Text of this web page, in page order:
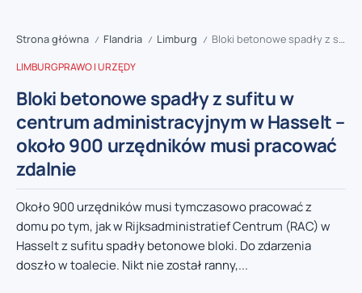
Strona główna / Flandria / Limburg / Bloki betonowe spadły z sufitu w centrum administracyjnym w Hasselt – około 900 urzędników musi pracować zdalnie
LIMBURGPRAWO I URZĘDY
Bloki betonowe spadły z sufitu w
centrum administracyjnym w Hasselt –
około 900 urzędników musi pracować
zdalnie
Około 900 urzędników musi tymczasowo pracować z
domu po tym, jak w Rijksadministratief Centrum (RAC) w
Hasselt z sufitu spadły betonowe bloki. Do zdarzenia
doszło w toalecie. Nikt nie został ranny,...